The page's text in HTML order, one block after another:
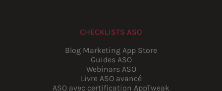
CHECKLISTS ASO
Blog Marketing App Store
Guides ASO
Webinars ASO
Livre ASO avancé
ASO avec certification AppTweak